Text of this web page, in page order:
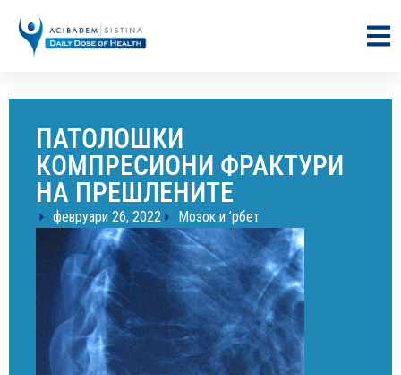
ПАТОЛОШКИ
КОМПРЕСИОНИ ФРАКТУРИ
НА ПРЕШЛЕНИТЕ
февруари 26, 2022 Мозок и ’рбет